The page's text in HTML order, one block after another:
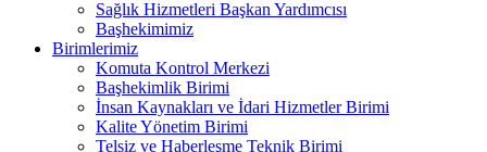
Sağlık Hizmetleri Başkan Yardımcısı
Başhekimimiz
Birimlerimiz
Komuta Kontrol Merkezi
Başhekimlik Birimi
İnsan Kaynakları ve İdari Hizmetler Birimi
Kalite Yönetim Birimi
Telsiz ve Haberleşme Teknik Birimi